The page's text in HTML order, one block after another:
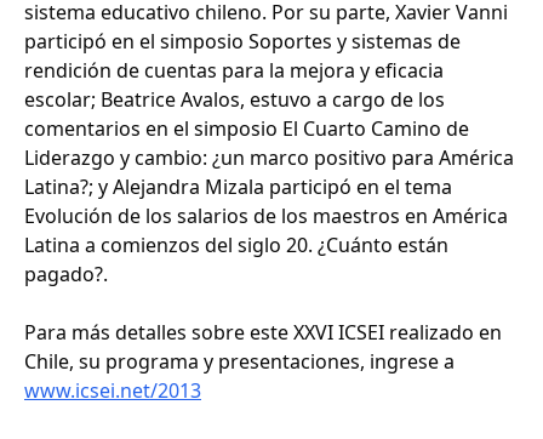
sistema educativo chileno. Por su parte, Xavier Vanni
participó en el simposio Soportes y sistemas de
rendición de cuentas para la mejora y eficacia
escolar; Beatrice Avalos, estuvo a cargo de los
comentarios en el simposio El Cuarto Camino de
Liderazgo y cambio: ¿un marco positivo para América
Latina?; y Alejandra Mizala participó en el tema
Evolución de los salarios de los maestros en América
Latina a comienzos del siglo 20. ¿Cuánto están
pagado?.
Para más detalles sobre este XXVI ICSEI realizado en
Chile, su programa y presentaciones, ingrese a
www.icsei.net/2013